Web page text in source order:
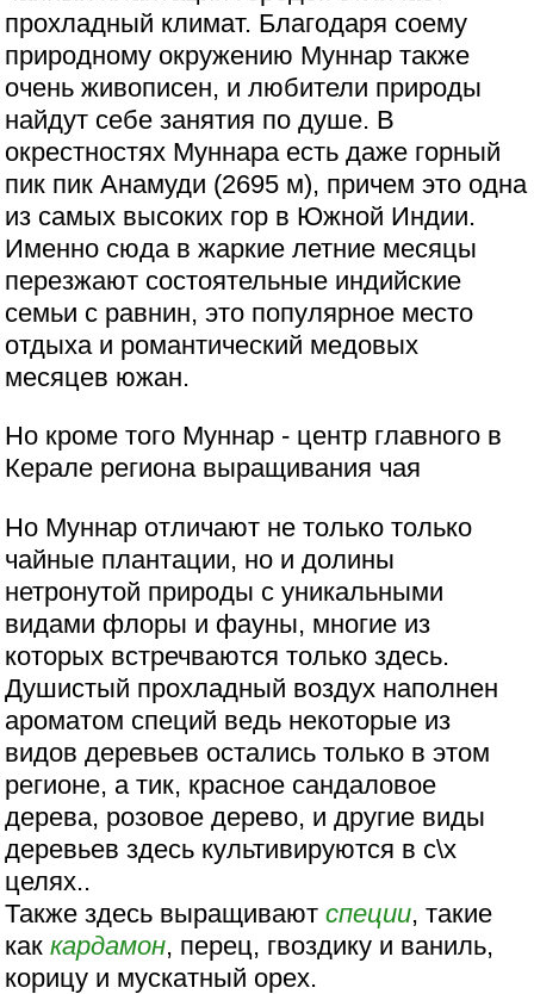
прохладный климат. Благодаря соему
природному окружению Муннар также
очень живописен, и любители природы
найдут себе занятия по душе. В
окрестностях Муннара есть даже горный
пик пик Анамуди (2695 м), причем это одна
из самых высоких гор в Южной Индии.
Именно сюда в жаркие летние месяцы
перезжают состоятельные индийские
семьи с равнин, это популярное место
отдыха и романтический медовых
месяцев южан.
Но кроме того Муннар - центр главного в
Керале региона выращивания чая
Но Муннар отличают не только только
чайные плантации, но и долины
нетронутой природы с уникальными
видами флоры и фауны, многие из
которых встречваются только здесь.
Душистый прохладный воздух наполнен
ароматом специй ведь некоторые из
видов деревьев остались только в этом
регионе, а тик, красное сандаловое
дерева, розовое дерево, и другие виды
деревьев здесь культивируются в с\х
целях..
Также здесь выращиваютспеции, такие
каккардамон, перец, гвоздику и ваниль,
корицу и мускатный орех.